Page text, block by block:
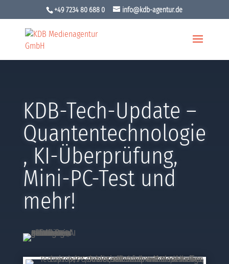
+49 7234 80 688 0 info@kdb-agentur.de
KDB-Tech-Update –
Quantentechnologie
, KI-Überprüfung,
Mini-PC-Test und
mehr!